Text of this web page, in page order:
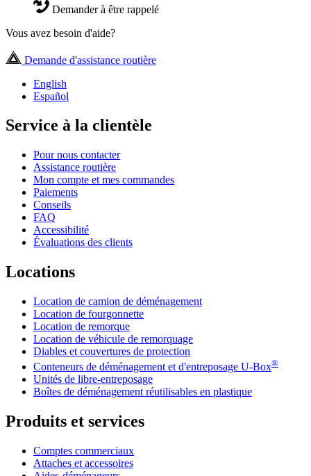
Demander à être rappelé
Vous avez besoin d'aide?
Demande d'assistance routière
English
Español
Service à la clientèle
Pour nous contacter
Assistance routière
Mon compte et mes commandes
Paiements
Conseils
FAQ
Accessibilité
Évaluations des clients
Locations
Location de camion de déménagement
Location de fourgonnette
Location de remorque
Location de véhicule de remorquage
Diables et couvertures de protection
Conteneurs de déménagement et d'entreposage U-Box®
Unités de libre-entreposage
Boîtes de déménagement réutilisables en plastique
Produits et services
Comptes commerciaux
Attaches et accessoires